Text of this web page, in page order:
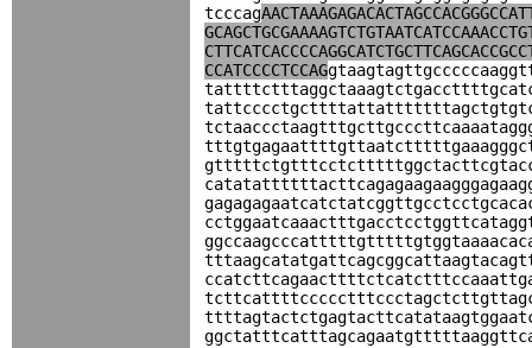
tcccag
CCATCCCCTCCAG